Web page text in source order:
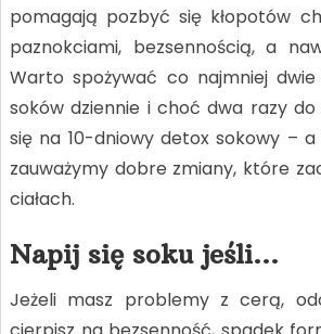
pomagają pozbyć się kłopotów
paznokciami, bezsennością, a
Warto spożywać co najmniej dwie
soków dziennie i choć dwa razy
się na 10-dniowy detox sokowy –
zauważymy dobre zmiany, które
ciałach.
Napij się soku jeśli…
Jeżeli masz problemy z cerą,